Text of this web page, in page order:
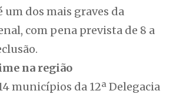
um dos mais graves da
com pena prevista de 8 a
na região
municípios da 12ª Delegacia